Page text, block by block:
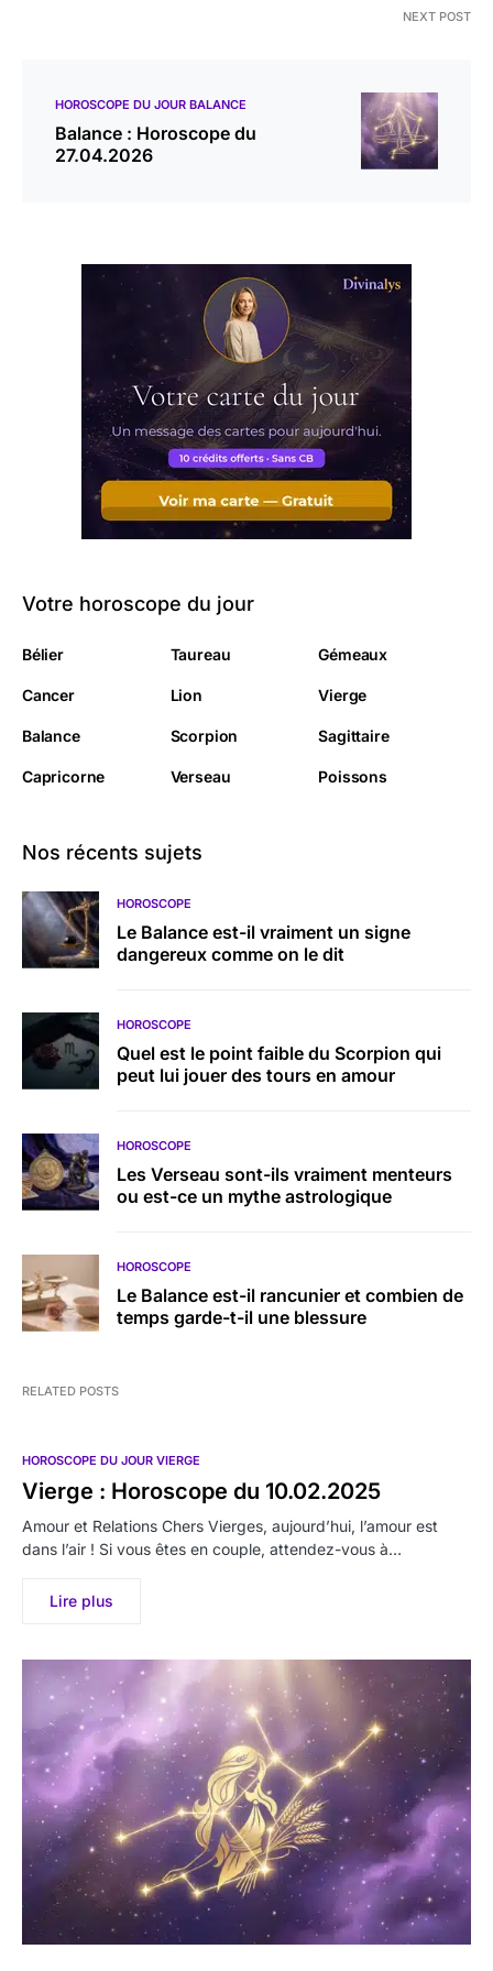
NEXT POST
HOROSCOPE DU JOUR BALANCE
Balance : Horoscope du
27.04.2026
Votre horoscope du jour
Bélier Taureau Gémeaux
Cancer Lion Vierge
Balance Scorpion Sagittaire
Capricorne Verseau Poissons
Nos récents sujets
HOROSCOPE
Le Balance est-il vraiment un signe
dangereux comme on le dit
HOROSCOPE
Quel est le point faible du Scorpion qui
peut lui jouer des tours en amour
HOROSCOPE
Les Verseau sont-ils vraiment menteurs
ou est-ce un mythe astrologique
HOROSCOPE
Le Balance est-il rancunier et combien de
temps garde-t-il une blessure
RELATED POSTS
HOROSCOPE DU JOUR VIERGE
Vierge : Horoscope du 10.02.2025
Amour et Relations Chers Vierges, aujourd’hui, l’amour est
dans l’air ! Si vous êtes en couple, attendez-vous à…
Lire plus